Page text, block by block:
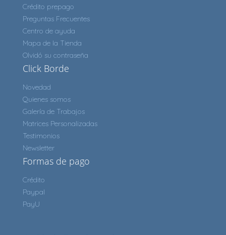
Crédito prepago
Preguntas Frecuentes
Centro de ayuda
Mapa de la Tienda
Olvidó su contraseña
Click Borde
Novedad
Quienes somos
Galería de Trabajos
Matrices Personalizadas
Testimonios
Newsletter
Formas de pago
Crédito
Paypal
PayU